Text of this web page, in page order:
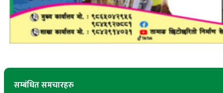
सम्बंधित समचारहरु